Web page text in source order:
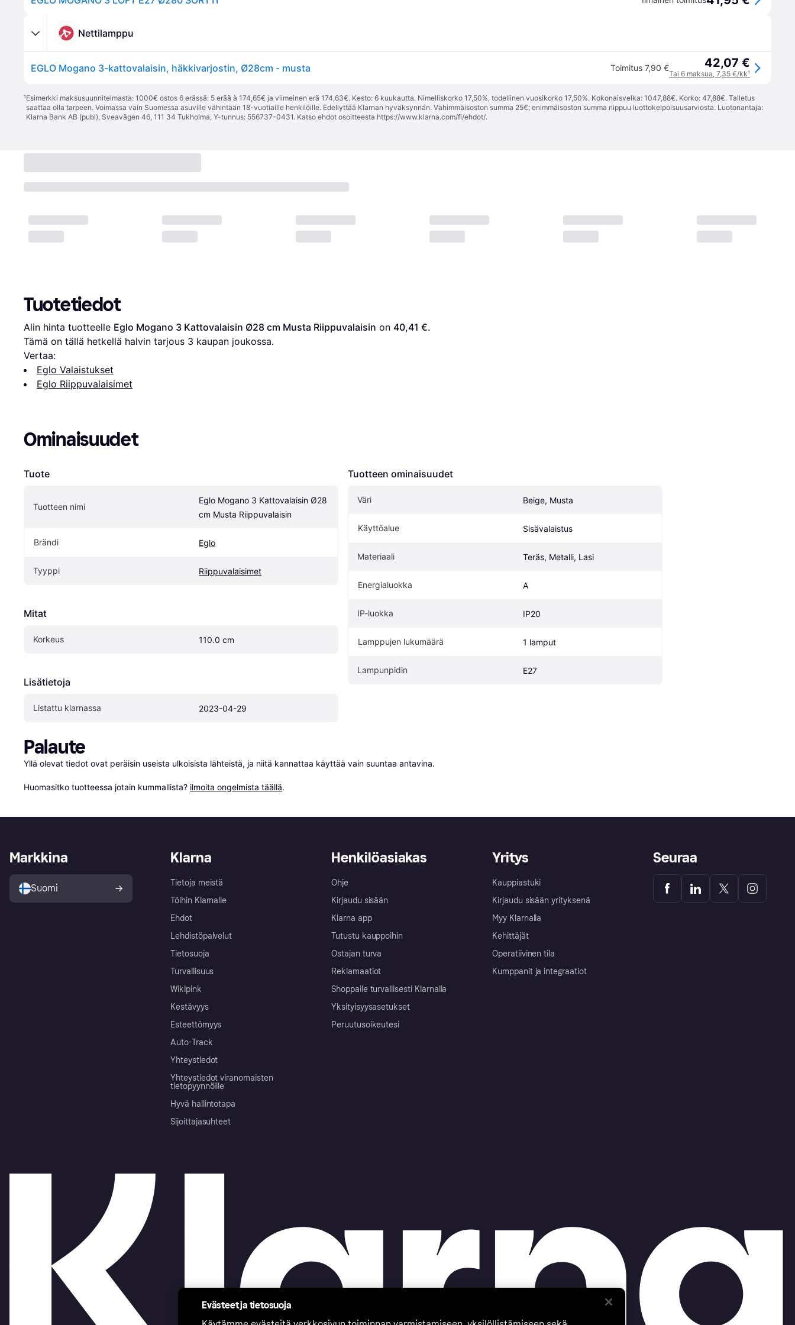
Nettilamppu
EGLO Mogano 3-kattovalaisin, häkkivarjostin, Ø28cm - musta Toimitus 7,90 € 42,07 €
Tai 6 maksua, 7,35 €/kk¹
¹Esimerkki maksusuunnitelmasta: 1000€ ostos 6 erässä: 5 erää à 174,65€ ja viimeinen erä 174,63€. Kesto: 6 kuukautta. Nimelliskorko 17,50%, todellinen vuosikorko 17,50%. Kokonaisvelka: 1047,88€. Korko: 47,88€. Talletus
saattaa olla tarpeen. Voimassa vain Suomessa asuville vähintään 18-vuotiaille henkilöille. Edellyttää Klarnan hyväksynnän. Vähimmäisoston summa 25€; enimmäisoston summa riippuu luottokelpoisuusarviosta. Luotonantaja:
Klarna Bank AB (publ), Sveavägen 46, 111 34 Tukholma, Y-tunnus: 556737-0431. Katso ehdot osoitteesta https://www.klarna.com/fi/ehdot/.
Tuotetiedot
Alin hinta tuotteelle Eglo Mogano 3 Kattovalaisin Ø28 cm Musta Riippuvalaisin on 40,41 €.
Tämä on tällä hetkellä halvin tarjous 3 kaupan joukossa.
Vertaa:
Eglo Valaistukset
Eglo Riippuvalaisimet
Ominaisuudet
Tuote
Tuotteen nimi
Eglo Mogano 3 Kattovalaisin Ø28
cm Musta Riippuvalaisin
Brändi Eglo
Tyyppi Riippuvalaisimet
Mitat
Korkeus 110.0 cm
Lisätietoja
Listattu klarnassa 2023-04-29
Tuotteen ominaisuudet
Väri Beige, Musta
Käyttöalue Sisävalaistus
Materiaali Teräs, Metalli, Lasi
Energialuokka A
IP-luokka IP20
Lamppujen lukumäärä 1 lamput
Lampunpidin E27
Palaute
Yllä olevat tiedot ovat peräisin useista ulkoisista lähteistä, ja niitä kannattaa käyttää vain suuntaa antavina.
Huomasitko tuotteessa jotain kummallista? ilmoita ongelmista täällä.
Klarna
Tietoja meistä
Töihin Klarnalle
Ehdot
Lehdistöpalvelut
Tietosuoja
Turvallisuus
Wikipink
Kestävyys
Esteettömyys
Auto-Track
Yhteystiedot
Yhteystiedot viranomaisten
tietopyynnöille
Hyvä hallintotapa
Sijoittajasuhteet
Henkilöasiakas
Ohje
Kirjaudu sisään
Klarna app
Tutustu kauppoihin
Ostajan turva
Reklamaatiot
Shoppaile turvallisesti Klarnalla
Yksityisyysasetukset
Peruutusoikeutesi
Yritys
Kauppiastuki
Kirjaudu sisään yrityksenä
Myy Klarnalla
Kehittäjät
Operatiivinen tila
Kumppanit ja integraatiot
Markkina
Suomi
Seuraa
Evästeet ja tietosuoja